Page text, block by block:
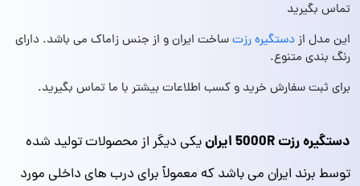
تماس بگیرید
این مدل از دستگیره رزتساخت ایران و از جنس زاماک می باشد. دارای
رنگ بندی متنوع.
برای ثبت سفارش خرید و کسب اطلاعات بیشتر با ما تماس بگیرید.
دستگیره رزت 5000R ایران
یکی دیگر از محصولات تولید شده
توسط برند ایران می باشد که معمولاً برای درب‌ های داخلی مورد